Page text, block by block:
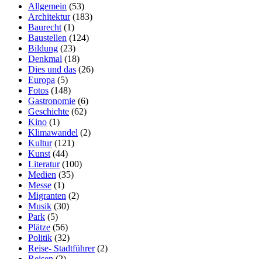
Allgemein (53)
Architektur(183)
Baurecht (1)
Baustellen (124)
Bildung (23)
Denkmal (18)
Dies und das (26)
Europa (5)
Fotos (148)
Gastronomie (6)
Geschichte (62)
Kino (1)
Klimawandel (2)
Kultur(121)
Kunst (44)
Literatur(100)
Medien (35)
Messe (1)
Migranten (2)
Musik (30)
Park (5)
Plätze (56)
Politik (32)
Reise- Stadtführer(2)